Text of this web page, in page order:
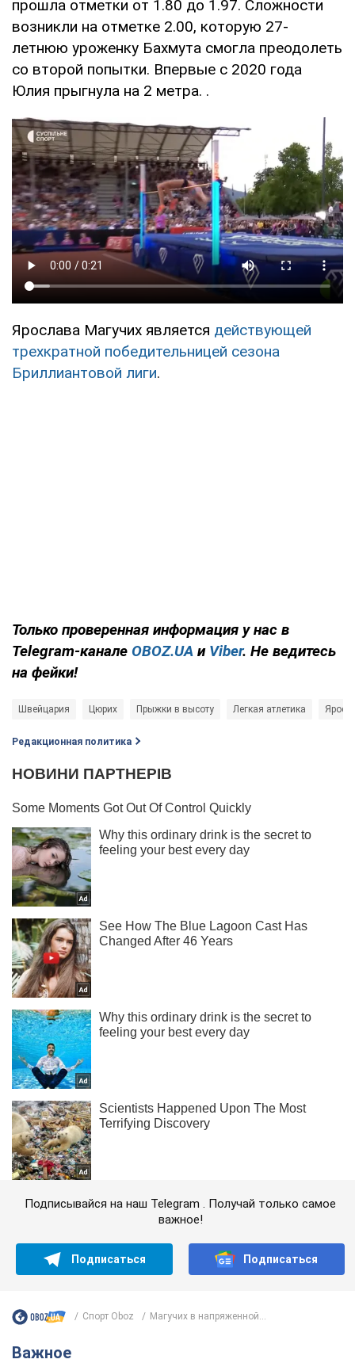
прошла отметки от 1.80 до 1.97. Сложности
возникли на отметке 2.00, которую 27-
летнюю уроженку Бахмута смогла преодолеть
со второй попытки. Впервые с 2020 года
Юлия прыгнула на 2 метра. .
Ярослава Магучих является действующей
трехкратной победительницей сезона
Бриллиантовой лиги.
Только проверенная информация у нас в
Telegram-канале OBOZ.UA и Viber. Не ведитесь
на фейки!
Швейцария Цюрих Прыжки в высоту Легкая атлетика
Редакционная политика
Подписывайся на наш Telegram . Получай только самое
важное!
Подписаться Подписаться
Спорт Oboz Магучих в напряженной...
Важное